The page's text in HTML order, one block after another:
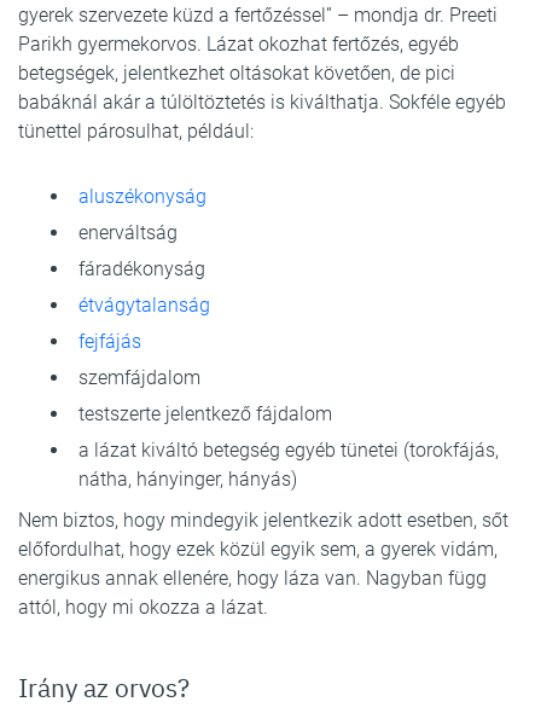
gyerek szervezete küzd a fertőzéssel” – mondja dr. Preeti
Parikh gyermekorvos. Lázat okozhat fertőzés, egyéb
betegségek, jelentkezhet oltásokat követően, de pici
babáknál akár a túlöltöztetés is kiválthatja. Sokféle egyéb
tünettel párosulhat, például:
aluszékonyság
enerváltság
fáradékonyság
étvágytalanság
fejfájás
szemfájdalom
testszerte jelentkező fájdalom
a lázat kiváltó betegség egyéb tünetei (torokfájás,
nátha, hányinger, hányás)
Nem biztos, hogy mindegyik jelentkezik adott esetben, sőt
előfordulhat, hogy ezek közül egyik sem, a gyerek vidám,
energikus annak ellenére, hogy láza van. Nagyban függ
attól, hogy mi okozza a lázat.
Irány az orvos?